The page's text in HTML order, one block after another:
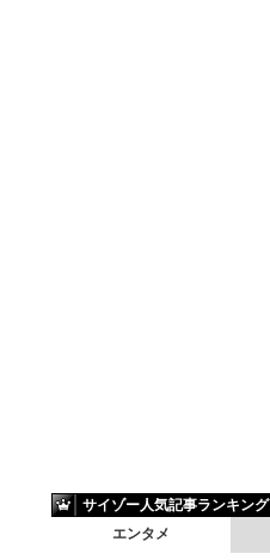
サイゾー人気記事ランキング
エンタメ